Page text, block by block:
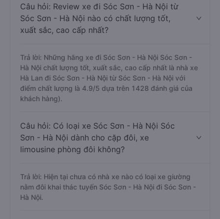
Câu hỏi: Review xe đi Sóc Sơn - Hà Nội từ
Sóc Sơn - Hà Nội nào có chất lượng tốt,
xuất sắc, cao cấp nhất?
Trả lời: Những hãng xe đi Sóc Sơn - Hà Nội Sóc Sơn -
Hà Nội chất lượng tốt, xuất sắc, cao cấp nhất là nhà xe
Hà Lan đi Sóc Sơn - Hà Nội từ Sóc Sơn - Hà Nội với
điểm chất lượng là 4.9/5 dựa trên 1428 đánh giá của
khách hàng).
Câu hỏi: Có loại xe Sóc Sơn - Hà Nội Sóc
Sơn - Hà Nội dành cho cặp đôi, xe
limousine phòng đôi không?
Trả lời: Hiện tại chưa có nhà xe nào có loại xe giường
nằm đôi khai thác tuyến Sóc Sơn - Hà Nội đi Sóc Sơn -
Hà Nội.